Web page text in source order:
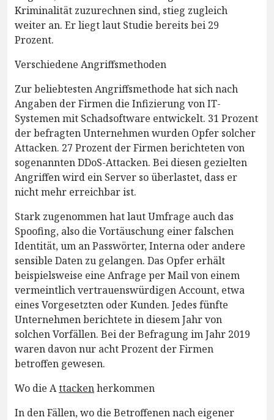
Kriminalität zuzurechnen sind, stieg zugleich
weiter an. Er liegt laut Studie bereits bei 29
Prozent.
Verschiedene Angriffsmethoden
Zur beliebtesten Angriffsmethode hat sich nach
Angaben der Firmen die Infizierung von IT-
Systemen mit Schadsoftware entwickelt. 31 Prozent
der befragten Unternehmen wurden Opfer solcher
Attacken. 27 Prozent der Firmen berichteten von
sogenannten DDoS-Attacken. Bei diesen gezielten
Angriffen wird ein Server so überlastet, dass er
nicht mehr erreichbar ist.
Stark zugenommen hat laut Umfrage auch das
Spoofing, also die Vortäuschung einer falschen
Identität, um an Passwörter, Interna oder andere
sensible Daten zu gelangen. Das Opfer erhält
beispielsweise eine Anfrage per Mail von einem
vermeintlich vertrauenswürdigen Account, etwa
eines Vorgesetzten oder Kunden. Jedes fünfte
Unternehmen berichtete in diesem Jahr von
solchen Vorfällen. Bei der Befragung im Jahr 2019
waren davon nur acht Prozent der Firmen
betroffen gewesen.
Wo die Attackenherkommen
In den Fällen, wo die Betroffenen nach eigener